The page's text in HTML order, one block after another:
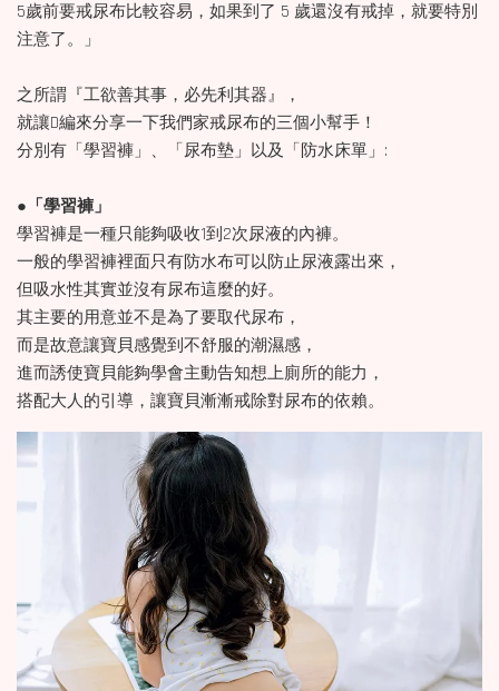
5歲前要戒尿布比較容易，如果到了 5 歲還沒有戒掉，就要特別
注意了。」
之所謂『工欲善其事，必先利其器』，
就讓D編來分享一下我們家戒尿布的三個小幫手！
分別有「學習褲」、「尿布墊」以及「防水床單」:
● 「學習褲」
學習褲是一種只能夠吸收1到2次尿液的內褲。
一般的學習褲裡面只有防水布可以防止尿液露出來，
但吸水性其實並沒有尿布這麼的好。
其主要的用意並不是為了要取代尿布，
而是故意讓寶貝感覺到不舒服的潮濕感，
進而誘使寶貝能夠學會主動告知想上廁所的能力，
搭配大人的引導，讓寶貝漸漸戒除對尿布的依賴。